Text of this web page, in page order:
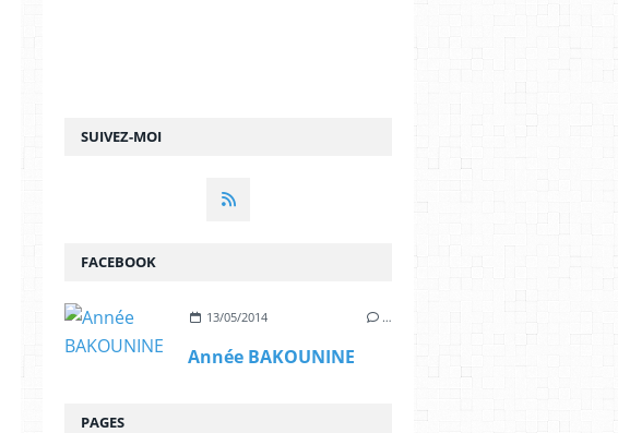
SUIVEZ-MOI
FACEBOOK
13/05/2014 …
Année BAKOUNINE
PAGES